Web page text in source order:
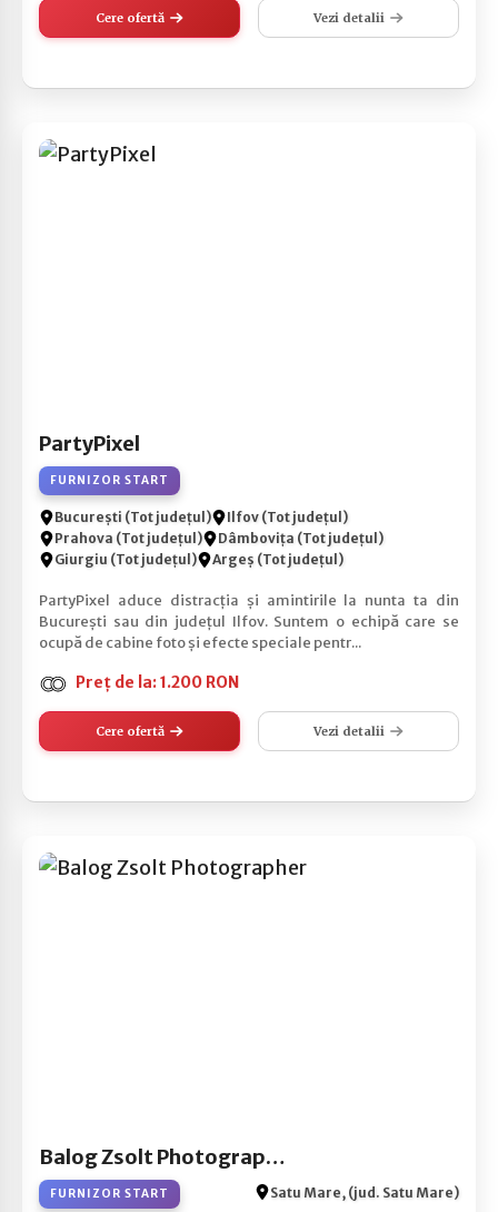
Cere ofertă Vezi detalii
PartyPixel
FURNIZOR START
București (Tot județul)
Ilfov (Tot județul)
Prahova (Tot județul)
Dâmbovița (Tot județul)
Giurgiu (Tot județul)
Argeș (Tot județul)
PartyPixel aduce distracția și amintirile la nunta ta din
București sau din județul Ilfov. Suntem o echipă care se
ocupă de cabine foto și efecte speciale pentr...
Preț de la: 1.200 RON
Cere ofertă Vezi detalii
Balog Zsolt Photographer
FURNIZOR START Satu Mare, (jud. Satu Mare)